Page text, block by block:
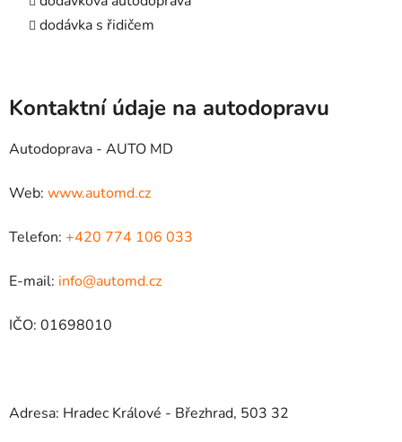
dodávka s řidičem
Kontaktní údaje na autodopravu
Autodoprava - AUTO MD
Web: www.automd.cz
Telefon: +420 774 106 033
E-mail: info@automd.cz
IČO: 01698010
Adresa: Hradec Králové - Březhrad, 503 32